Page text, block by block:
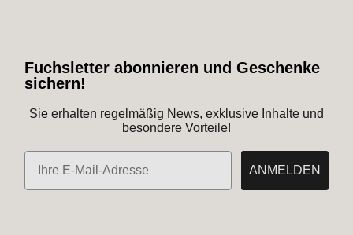
Fuchsletter abonnieren und Geschenke
sichern!
Sie erhalten regelmäßig News, exklusive Inhalte und
besondere Vorteile!
E-Mail
ANMELDEN